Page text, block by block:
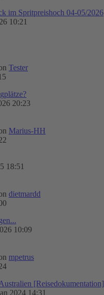
im Spritpreishoch 04-05/2026
10:21
Tester
20:23
Marius-HH
18:51
dietmardd
10:09
mpetrus
[Reisedokumentation]
2024 14:31